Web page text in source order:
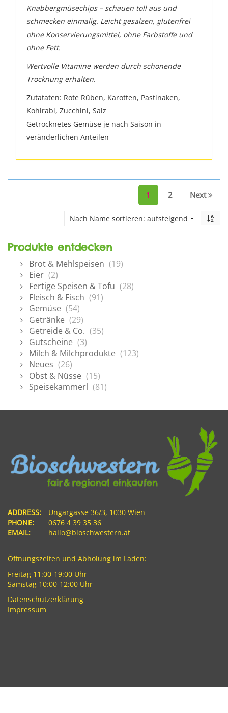
Knabbergmüsechips – schauen toll aus und
schmecken einmalig. Leicht gesalzen, glutenfrei
ohne Konservierungsmittel, ohne Farbstoffe und
ohne Fett.
Wertvolle Vitamine werden durch schonende
Trocknung erhalten.
Zutataten: Rote Rüben, Karotten, Pastinaken,
Kohlrabi, Zucchini, Salz
Getrocknetes Gemüse je nach Saison in
veränderlichen Anteilen
1 2 Next
Produkte entdecken
Brot & Mehlspeisen (19)
Eier (2)
Fertige Speisen & Tofu (28)
Fleisch & Fisch (91)
Gemüse (54)
Getränke (29)
Getreide & Co. (35)
Gutscheine (3)
Milch & Milchprodukte (123)
Neues (26)
Obst & Nüsse (15)
Speisekammerl (81)
ADDRESS:
Ungargasse 36/3, 1030 Wien
PHONE:
0676 4 39 35 36
EMAIL:
hallo@bioschwestern.at
Öffnungszeiten und Abholung im Laden:
Freitag 11:00-19:00 Uhr
Samstag 10:00-12:00 Uhr
Datenschutzerklärung
Impressum